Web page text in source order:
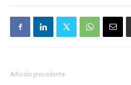
Articolo precedente